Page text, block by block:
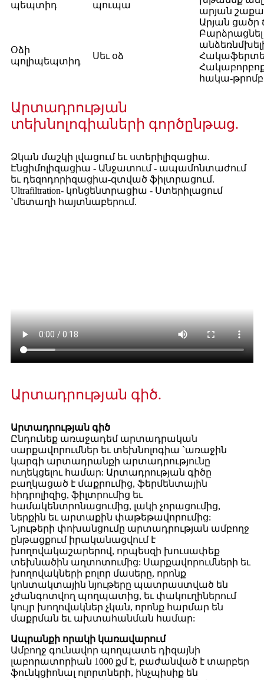
պեպտիդ
պուպա
արյան
Արյան ցածր
Օձի
պոլիպեպտիդ
Սեւ օձ
Բարձրացնել
հակա-
Արտադրության
տեխնոլոգիաների գործընթաց.
Ձկան մաշկի լվացում եւ ստերիլիզացիա.
Էնցիմոլիզացիա - Անջատում - ապամոնտաժում
եւ դեզոդորիզացիա-զտված ֆիլտրացում.
Ultrafiltration- կոնցենտրացիա - Ստերիլացում
`մետաղի հայտնաբերում.
Արտադրության գիծ.
Արտադրության գիծ
Ընդունեք առաջադեմ արտադրական
սարքավորումներ եւ տեխնոլոգիա `առաջին
կարգի արտադրանքի արտադրությունը
ուղեկցելու համար: Արտադրության գիծը
բաղկացած է մաքրումից, ֆերմենտային
հիդրոլիզից, ֆիլտրումից եւ
համակենտրոնացումից, լակի չորացումից,
ներքին եւ արտաքին փաթեթավորումից:
Նյութերի փոխանցումը արտադրության ամբողջ
ընթացքում իրականացվում է
խողովակաշարերով, որպեսզի խուսափեք
տեխնածին աղտոտումից: Սարքավորումների եւ
խողովակների բոլոր մասերը, որոնք
կոնտակտային նյութերը պատրաստված են
չժանգոտվող պողպատից, եւ փակուղիներում
կույր խողովակներ չկան, որոնք հարմար են
մաքրման եւ ախտահանման համար:
Ապրանքի որակի կառավարում
Ամբողջ գունավոր պողպատե դիզայնի
լաբորատորիան 1000 քմ է, բաժանված է տարբեր
ֆունկցիոնալ ոլորտների, ինչպիսիք են